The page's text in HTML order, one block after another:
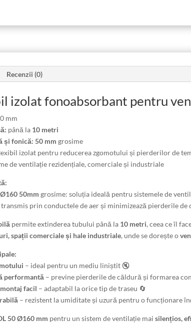
Recenzii (0)
izolat fonoabsorbant pentru
mm
până la 10 metri
și fonică: 50 mm grosime
izolat pentru reducerea zgomotului și pierderilor de
de ventilație rezidențiale, comerciale și industriale
Ø160 50mm grosime: soluția ideală pentru sistemele de
prin conductele de aer și minimizează pierderile
permite extinderea tubului până la 10 metri, ceea ce îl
spații comerciale și hale industriale, unde se dorește o
– ideal pentru un mediu liniștit 🔇
performantă– previne pierderile de căldură și formarea
facil – adaptabil la orice tip de traseu 🔄
– rezistent la umiditate și uzură pentru o funcționare
50 Ø160 mm pentru un sistem de ventilație mai silențios,